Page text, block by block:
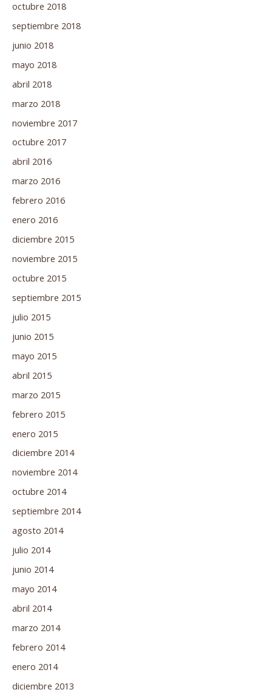
octubre 2018
septiembre 2018
junio 2018
mayo 2018
abril 2018
marzo 2018
noviembre 2017
octubre 2017
abril 2016
marzo 2016
febrero 2016
enero 2016
diciembre 2015
noviembre 2015
octubre 2015
septiembre 2015
julio 2015
junio 2015
mayo 2015
abril 2015
marzo 2015
febrero 2015
enero 2015
diciembre 2014
noviembre 2014
octubre 2014
septiembre 2014
agosto 2014
julio 2014
junio 2014
mayo 2014
abril 2014
marzo 2014
febrero 2014
enero 2014
diciembre 2013